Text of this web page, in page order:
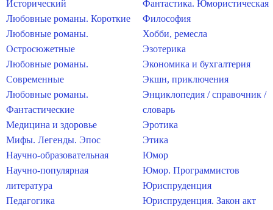
Исторический
Любовные романы. Короткие
Любовные романы.
Остросюжетные
Любовные романы.
Современные
Любовные романы.
Фантастические
Медицина и здоровье
Мифы. Легенды. Эпос
Научно-образовательная
Научно-популярная
литература
Педагогика
Фантастика. Юмористическая
Философия
Хобби, ремесла
Эзотерика
Экономика и бухгалтерия
Экшн, приключения
Энциклопедия / справочник /
словарь
Эротика
Этика
Юмор
Юмор. Программистов
Юриспруденция
Юриспруденция. Закон акт